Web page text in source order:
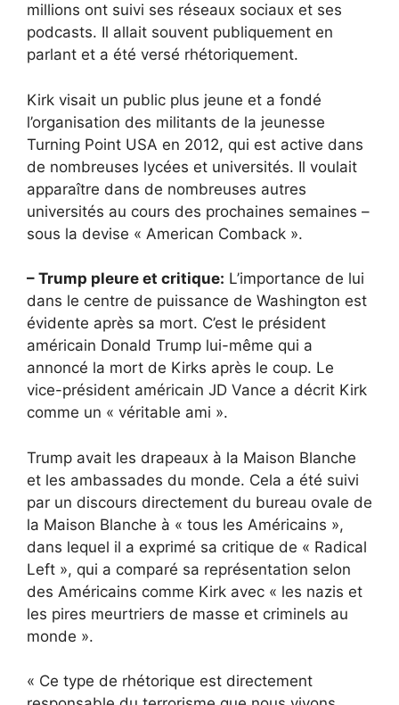
millions ont suivi ses réseaux sociaux et ses
podcasts. Il allait souvent publiquement en
parlant et a été versé rhétoriquement.
Kirk visait un public plus jeune et a fondé
l’organisation des militants de la jeunesse
Turning Point USA en 2012, qui est active dans
de nombreuses lycées et universités. Il voulait
apparaître dans de nombreuses autres
universités au cours des prochaines semaines –
sous la devise « American Comback ».
– Trump pleure et critique: L’importance de lui
dans le centre de puissance de Washington est
évidente après sa mort. C’est le président
américain Donald Trump lui-même qui a
annoncé la mort de Kirks après le coup. Le
vice-président américain JD Vance a décrit Kirk
comme un « véritable ami ».
Trump avait les drapeaux à la Maison Blanche
et les ambassades du monde. Cela a été suivi
par un discours directement du bureau ovale de
la Maison Blanche à « tous les Américains »,
dans lequel il a exprimé sa critique de « Radical
Left », qui a comparé sa représentation selon
des Américains comme Kirk avec « les nazis et
les pires meurtriers de masse et criminels au
monde ».
« Ce type de rhétorique est directement